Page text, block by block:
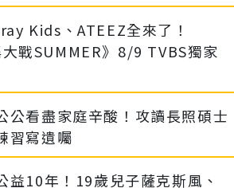
Kids、ATEEZ全來了！
大戰SUMMER》8/9 TVBS獨家
公看盡家庭辛酸！攻讀長照碩士
習寫遺囑
益10年！19歲兒子薩克斯風、